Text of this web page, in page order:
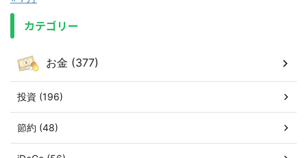
カテゴリー
お金 (377)
投資 (196)
節約 (48)